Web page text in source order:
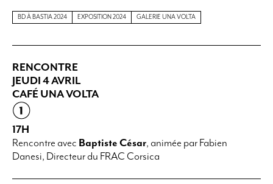
BD À BASTIA 2024 EXPOSITION 2024 GALERIE UNA VOLTA
RENCONTRE
JEUDI 4 AVRIL
CAFÉ UNA VOLTA
17H
Rencontre avec Baptiste César, animée par Fabien
Danesi, Directeur du FRAC Corsica